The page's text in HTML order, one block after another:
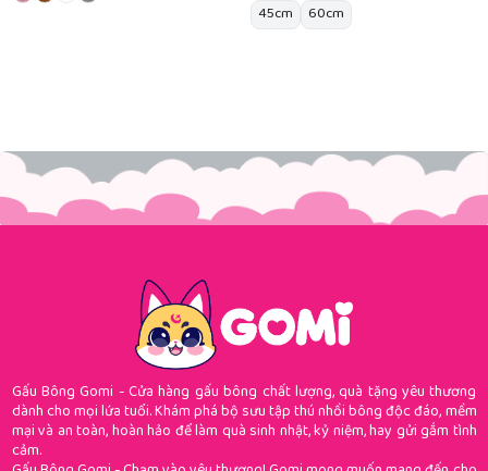
45cm 60cm
Gấu Bông Gomi - Cửa hàng gấu bông chất lượng, quà tặng yêu thương
dành cho mọi lứa tuổi. Khám phá bộ sưu tập thú nhồi bông độc đáo, mềm
mại và an toàn, hoàn hảo để làm quà sinh nhật, kỷ niệm, hay gửi gắm tình
cảm.